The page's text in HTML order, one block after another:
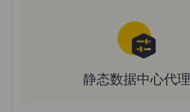
静态数据中心代理